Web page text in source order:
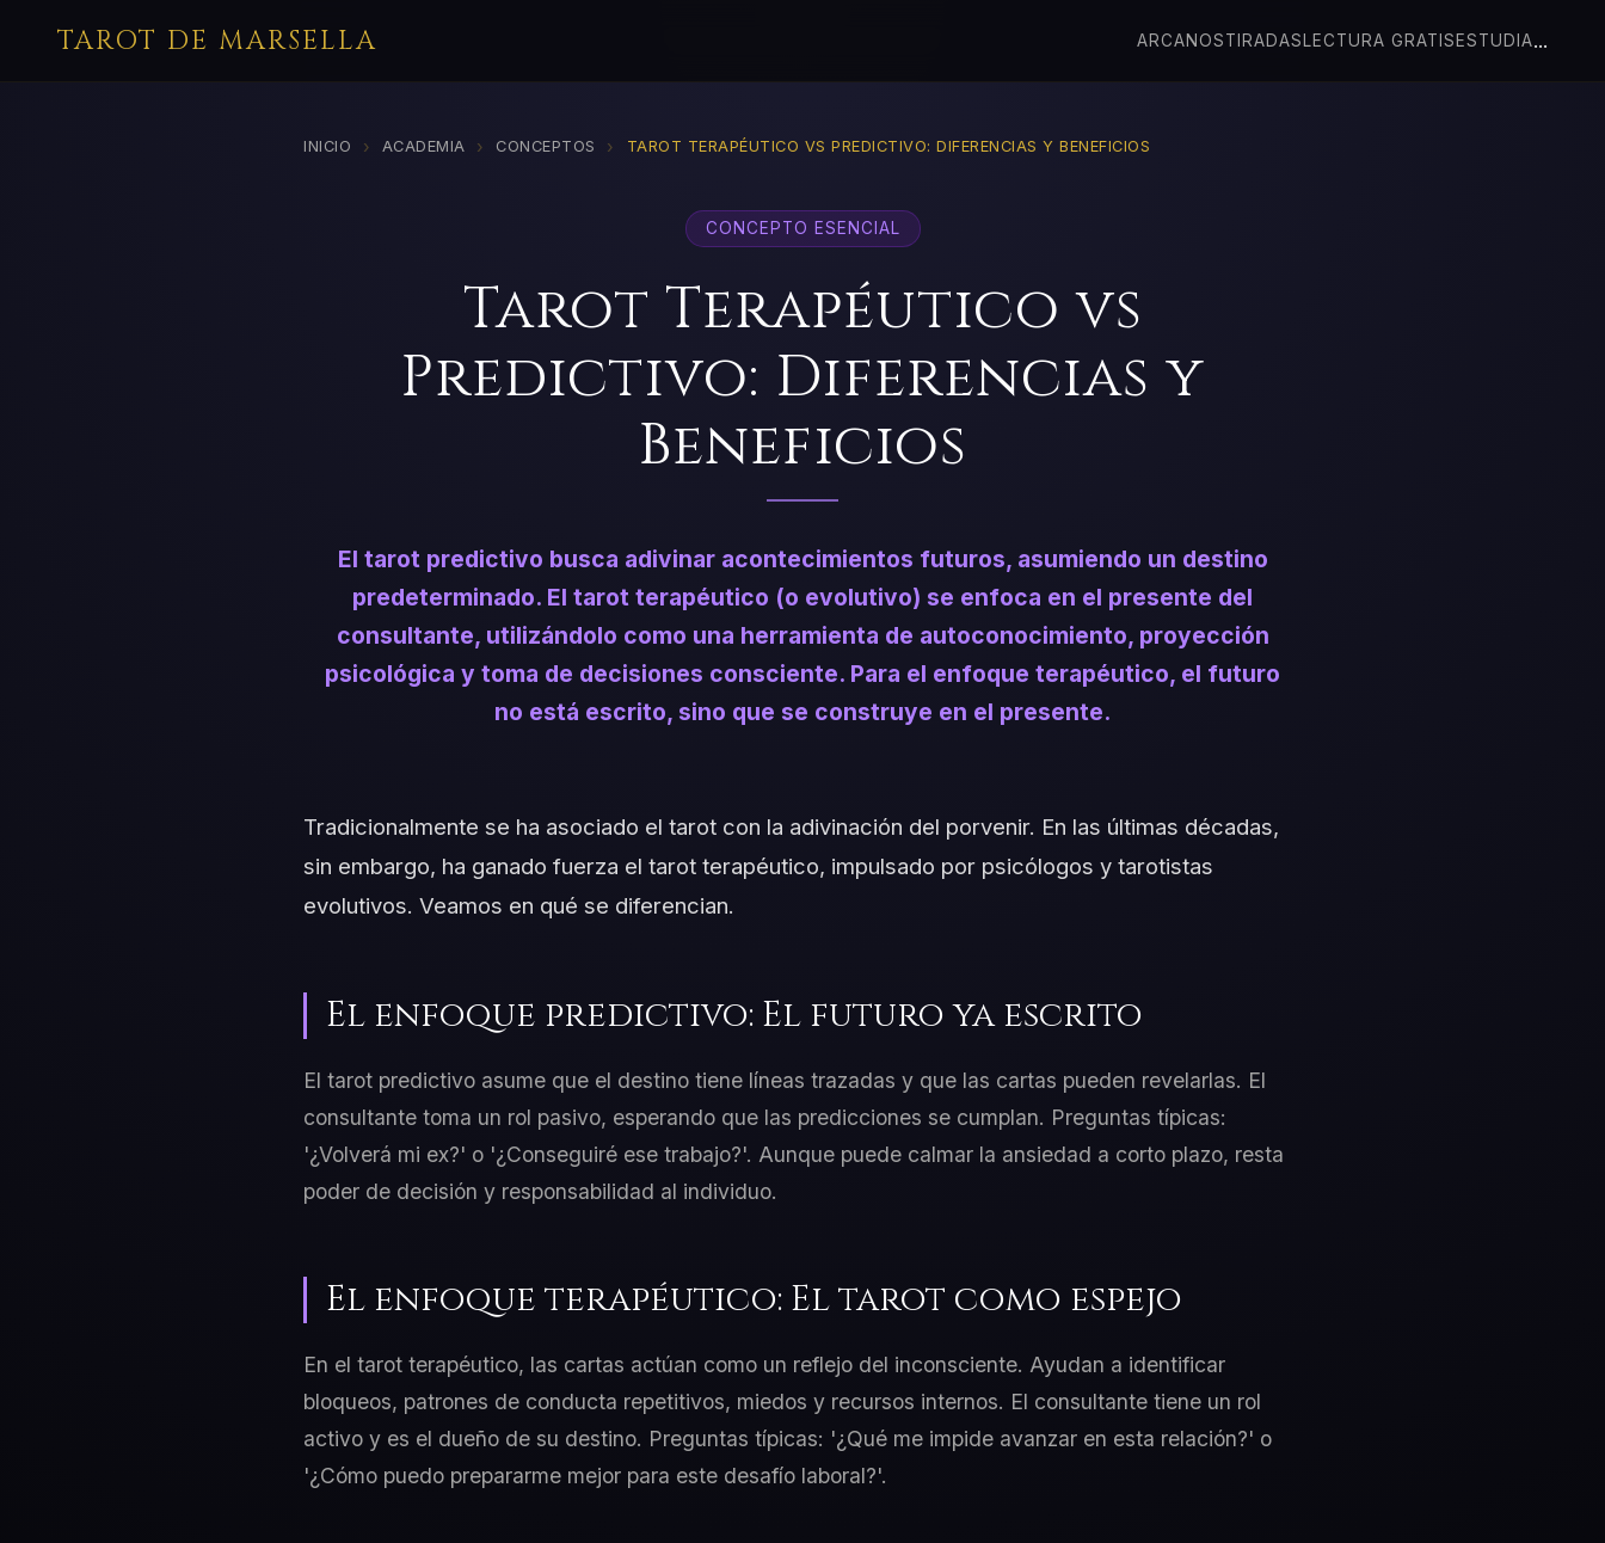
TAROT DE MARSELLA ARCANOSTIRADAS LECTURA GRATIS ESTUDIA...
INICIO › ACADEMIA › CONCEPTOS › TAROT TERAPÉUTICO VS PREDICTIVO: DIFERENCIAS Y BENEFICIOS
CONCEPTO ESENCIAL
Tarot Terapéutico vs
Predictivo: Diferencias y
Beneficios
El tarot predictivo busca adivinar acontecimientos futuros, asumiendo un destino
predeterminado. El tarot terapéutico (o evolutivo) se enfoca en el presente del
consultante, utilizándolo como una herramienta de autoconocimiento, proyección
psicológica y toma de decisiones consciente. Para el enfoque terapéutico, el futuro
no está escrito, sino que se construye en el presente.
Tradicionalmente se ha asociado el tarot con la adivinación del porvenir. En las últimas décadas,
sin embargo, ha ganado fuerza el tarot terapéutico, impulsado por psicólogos y tarotistas
evolutivos. Veamos en qué se diferencian.
El enfoque predictivo: El futuro ya escrito
El tarot predictivo asume que el destino tiene líneas trazadas y que las cartas pueden revelarlas. El
consultante toma un rol pasivo, esperando que las predicciones se cumplan. Preguntas típicas:
'¿Volverá mi ex?' o '¿Conseguiré ese trabajo?'. Aunque puede calmar la ansiedad a corto plazo, resta
poder de decisión y responsabilidad al individuo.
El enfoque terapéutico: El tarot como espejo
En el tarot terapéutico, las cartas actúan como un reflejo del inconsciente. Ayudan a identificar
bloqueos, patrones de conducta repetitivos, miedos y recursos internos. El consultante tiene un rol
activo y es el dueño de su destino. Preguntas típicas: '¿Qué me impide avanzar en esta relación?' o
'¿Cómo puedo prepararme mejor para este desafío laboral?'.